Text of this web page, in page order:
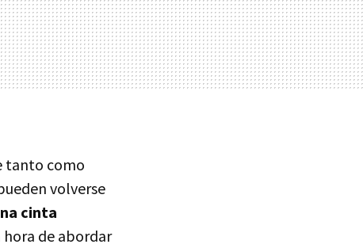
tanto como
volverse
cinta
hora de abordar